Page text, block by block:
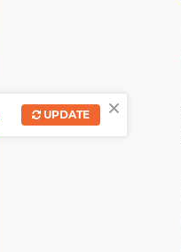
×
UPDATE